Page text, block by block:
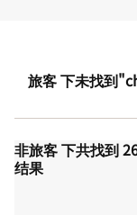
旅客下未找到
非旅客下共找到
结果